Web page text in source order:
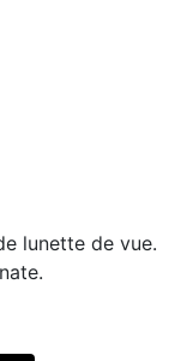
lunette de vue.